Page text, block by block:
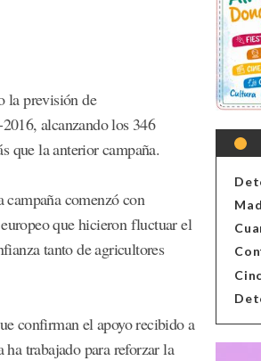
la previsión de
alcanzando los 346
que la anterior campaña.
comenzó con
que hicieron fluctuar el
tanto de agricultores
confirman el apoyo recibido a
ha trabajado para reforzar la